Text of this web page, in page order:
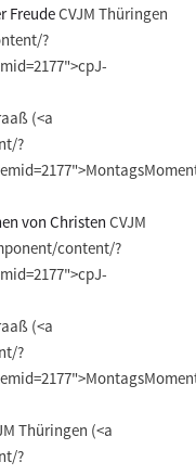
FreudeCVJM Thüringen
?
(<a
?
von Christen CVJM
content/?
(<a
?
Thüringen (<a
?